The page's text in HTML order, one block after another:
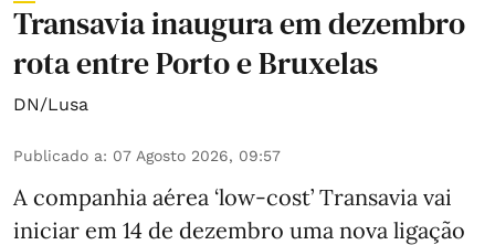
Transavia inaugura em dezembro
rota entre Porto e Bruxelas
DN/Lusa
Publicado a: 07 Agosto 2026, 09:57
A companhia aérea ‘low-cost’ Transavia vai
iniciar em 14 de dezembro uma nova ligação